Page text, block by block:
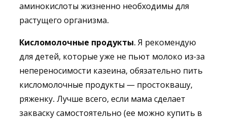
аминокислоты жизненно необходимы для
растущего организма.
Кисломолочные продукты. Я рекомендую
для детей, которые уже не пьют молоко из-за
непереносимости казеина, обязательно пить
кисломолочные продукты — простоквашу,
ряженку. Лучше всего, если мама сделает
закваску самостоятельно (ее можно купить в